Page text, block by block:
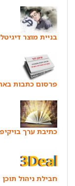
בניית מוצר
פרסום כתבות
כתיבת ערך
חבילת ניהול תוכן